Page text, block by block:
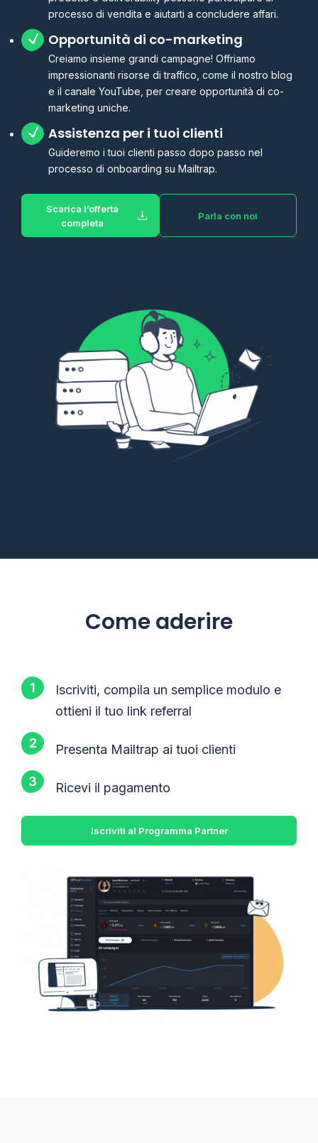
processo di vendita e aiutarti a concludere affari.
Opportunità di co-marketing
Creiamo insieme grandi campagne! Offriamo
impressionanti risorse di traffico, come il nostro blog
e il canale YouTube, per creare opportunità di co-
marketing uniche.
Assistenza per i tuoi clienti
Guideremo i tuoi clienti passo dopo passo nel
processo di onboarding su Mailtrap.
Scarica l’offerta
completa
Parla con noi
Come aderire
Iscriviti, compila un semplice modulo e
ottieni il tuo link referral
Presenta Mailtrap ai tuoi clienti
Ricevi il pagamento
Iscriviti al Programma Partner